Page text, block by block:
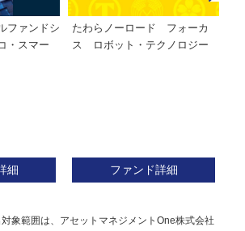
ファンドシ
スマー
細
たわらノーロード フォーカ
ス ロボット・テクノロジー
ファンド詳細
象範囲は、アセットマネジメントOne株式会社